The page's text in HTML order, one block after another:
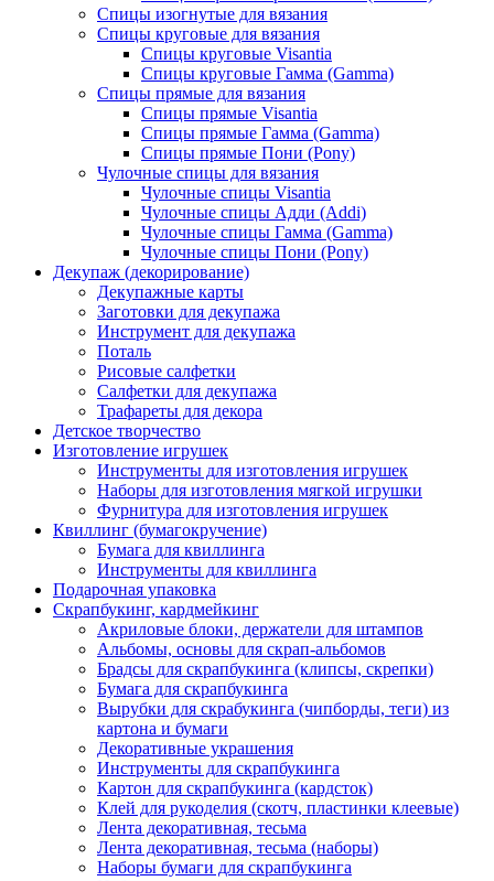
Спицы изогнутые для вязания
Спицы круговые для вязания
Спицы круговые Visantia
Спицы круговые Гамма (Gamma)
Спицы прямые для вязания
Спицы прямые Visantia
Спицы прямые Гамма (Gamma)
Спицы прямые Пони (Pony)
Чулочные спицы для вязания
Чулочные спицы Visantia
Чулочные спицы Адди (Addi)
Чулочные спицы Гамма (Gamma)
Чулочные спицы Пони (Pony)
Декупаж (декорирование)
Декупажные карты
Заготовки для декупажа
Инструмент для декупажа
Поталь
Рисовые салфетки
Салфетки для декупажа
Трафареты для декора
Детское творчество
Изготовление игрушек
Инструменты для изготовления игрушек
Наборы для изготовления мягкой игрушки
Фурнитура для изготовления игрушек
Квиллинг (бумагокручение)
Бумага для квиллинга
Инструменты для квиллинга
Подарочная упаковка
Скрапбукинг, кардмейкинг
Акриловые блоки, держатели для штампов
Альбомы, основы для скрап-альбомов
Брадсы для скрапбукинга (клипсы, скрепки)
Бумага для скрапбукинга
Вырубки для скрабукинга (чипборды, теги) из
картона и бумаги
Декоративные украшения
Инструменты для скрапбукинга
Картон для скрапбукинга (кардсток)
Клей для рукоделия (скотч, пластинки клеевые)
Лента декоративная, тесьма
Лента декоративная, тесьма (наборы)
Наборы бумаги для скрапбукинга